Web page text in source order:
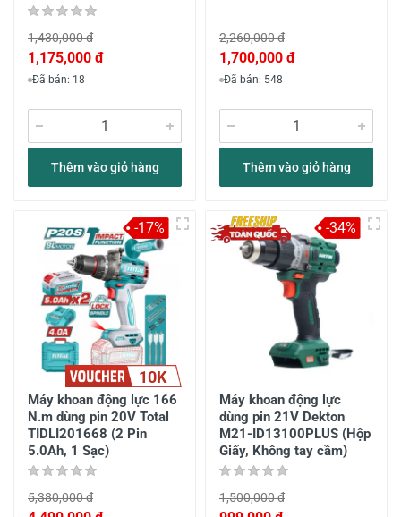
1,430,000 đ
1,175,000 đ
Đã bán: 18
Thêm vào giỏ hàng
2,260,000 đ
1,700,000 đ
Đã bán: 548
Thêm vào giỏ hàng
10K
Máy khoan động lực 166
N.m dùng pin 20V Total
TIDLI201668 (2 Pin
5.0Ah, 1 Sạc)
5,380,000 đ
-17%
Máy khoan động lực
dùng pin 21V Dekton
M21-ID13100PLUS (Hộp
Giấy, Không tay cầm)
1,500,000 đ
-34%